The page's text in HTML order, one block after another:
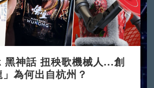
黑神話 扭秧歌機械人...創
為何出自杭州？